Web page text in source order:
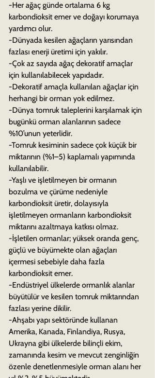
-Her ağaç günde ortalama 6 kg
karbondioksit emer ve doğayı korumaya
yardımcı olur.
-Dünyada kesilen ağaçların yarısından
fazlası enerji üretimi için yakılır.
-Çok az sayıda ağaç dekoratif amaçlar
için kullanılabilecek yapıdadır.
-Dekoratif amaçla kullanılan ağaçlar için
herhangi bir orman yok edilmez.
-Dünya tomruk taleplerini karşılamak için
bugünkü orman alanlarının sadece
%10’unun yeterlidir.
-Tomruk kesiminin sadece çok küçük bir
miktarının (%1–5) kaplamalı yapımında
kullanılabilir.
-Yaşlı ve işletilmeyen bir ormanın
bozulma ve çürüme nedeniyle
karbondioksit üretir, dolayısıyla
işletilmeyen ormanların karbondioksit
miktarını azaltmaya katkısı olmaz.
-İşletilen ormanlar; yüksek oranda genç,
güçlü ve büyümekte olan ağaçları
içermesi sebebiyle daha fazla
karbondioksit emer.
-Endüstriyel ülkelerde ormanlık alanlar
büyütülür ve kesilen tomruk miktarından
fazlası yerine dikilir.
-Ahşabı yapı sektöründe kullanan
Amerika, Kanada, Finlandiya, Rusya,
Ukrayna gibi ülkelerde bilinçli ekim,
zamanında kesim ve mevcut zenginliğin
özenle denetlenmesiyle orman alanı her